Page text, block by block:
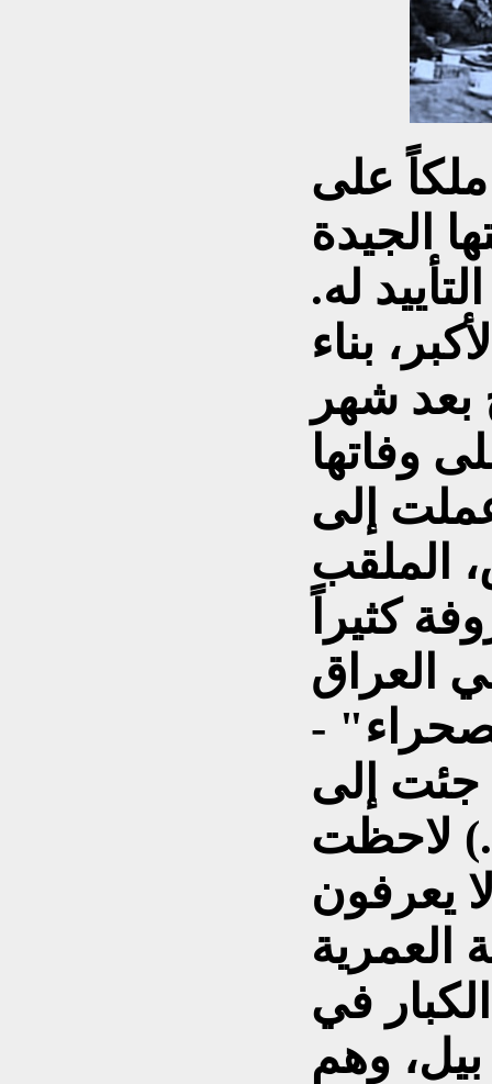
على
الجيدة
له.
بناء
بعد شهر
إلى
الملقب
كثيراً
جئت إلى
العام 2005 (...) لاحظت
عاماً، لا يعرفون
العمرية
في
وهم